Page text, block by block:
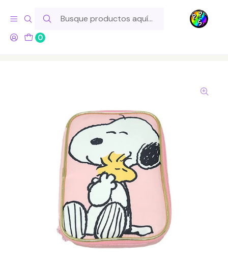
0
Hola! Si tu pedido incluye productos de fabricación propia,
ten en cuenta este tiempo para el despacho
Inicio